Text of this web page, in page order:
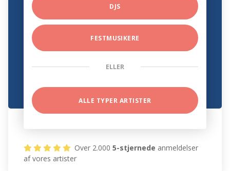
DJS
FESTMUSIKERE
ELLER
ALLE TYPER ARTISTER
Over 2.0005-stjernede anmeldelser
af vores artister